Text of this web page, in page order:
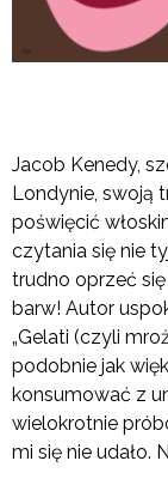
Jacob Kenedy,
Londynie, swoją
poświęcić
czytania się nie
trudno oprzeć
barw! Autor
„Gelati (czyli
podobnie jak
konsumować z
wielokrotnie
mi się nie udało.